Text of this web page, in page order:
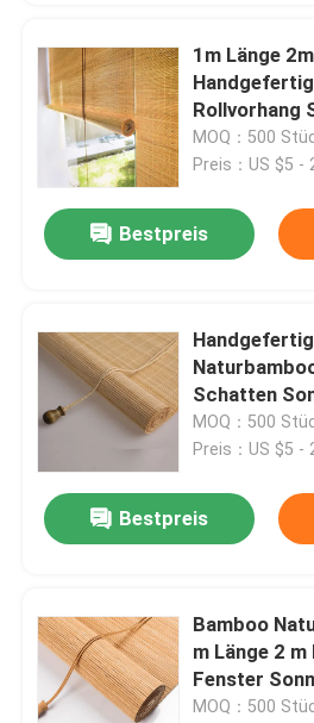
Haus
Videos
1m Länge
Rollvorhang
Privatsphäre
MOQ：500
Preis：US $5 -
Bestpreis
Schatten
Dekoration
MOQ：500
Preis：US $5 -
Bestpreis
Bamboo
m Länge 2
Fenster
MOQ：500